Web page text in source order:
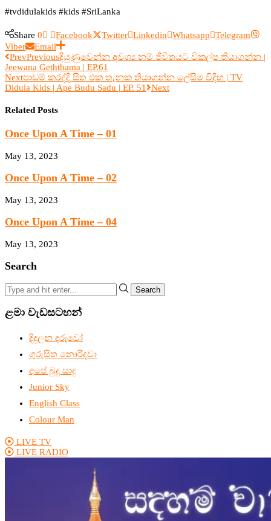
#tvdidulakids #kids #SriLanka
Share 0 Facebook Twitter Linkedin Whatsapp
Telegram
Viber
Email
PrevPreviousදියුණුවෙන්න අවශ්‍ය නම් ජීවිතයට විකල්ප තියාගන්න |
Jeewana Geththama | EP.61
Nextපාඩම් කරද්දි සිත එක තැනක තියාගන්න ලේසිම විදිහ | TV
Didula Kids | Ape Budu Sadu | EP. 51
Next
Related Posts
Once Upon A Time – 01
May 13, 2023
Once Upon A Time – 02
May 13, 2023
Once Upon A Time – 04
May 13, 2023
Search
Search
ළමා වැඩසටහන්
දිදුලන දරුවෝ
ගුරුසිත නොරිදවා
අපේ බුදු සාදු
Junior Sky
English Class
Colour Man
LIVE TV
LIVE RADIO